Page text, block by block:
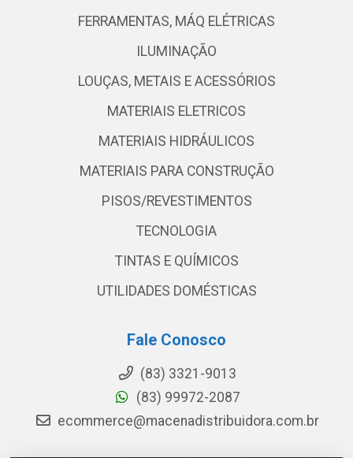
FERRAMENTAS, MÁQ ELÉTRICAS
ILUMINAÇÃO
LOUÇAS, METAIS E ACESSÓRIOS
MATERIAIS ELETRICOS
MATERIAIS HIDRÁULICOS
MATERIAIS PARA CONSTRUÇÃO
PISOS/REVESTIMENTOS
TECNOLOGIA
TINTAS E QUÍMICOS
UTILIDADES DOMÉSTICAS
Fale Conosco
(83) 3321-9013
(83) 99972-2087
ecommerce@macenadistribuidora.com.br